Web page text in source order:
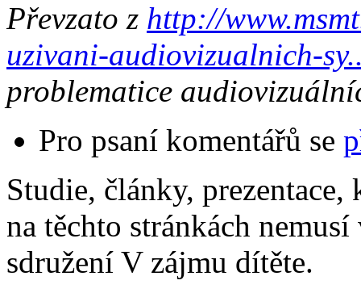
Převzato z http://
uzivani-audiovizualnich-
problematice
Pro psaní komentářů se
Studie, články,
na těchto stránkách
sdružení V zájmu dítěte.